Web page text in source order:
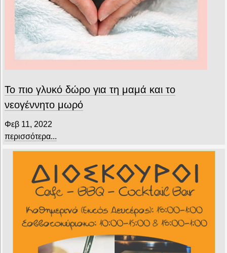
Το πιο γλυκό δώρο για τη μαμά και το
νεογέννητο μωρό
Φεβ 11, 2022
περισσότερα...